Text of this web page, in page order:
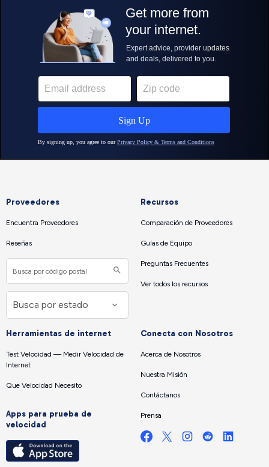
Proveedores
Encuentra Proveedores
Reseñas
Recursos
Comparación de Proveedores
Guías de Equipo
Preguntas Frecuentes
Ver todos los recursos
Herramientas de internet
Test Velocidad — Medir Velocidad de
Internet
Que Velocidad Necesito
Apps para prueba de
velocidad
Conecta con Nosotros
Acerca de Nosotros
Nuestra Misión
Contáctanos
Prensa